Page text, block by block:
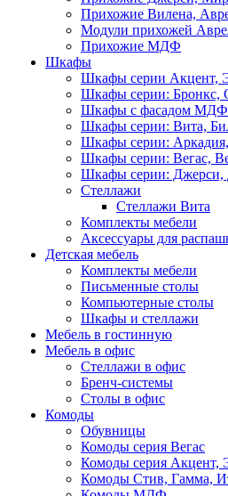
Прихожие Вилена,
Модули прихожей
Прихожие МДФ
Шкафы
Шкафы серии Акцент,
Шкафы серии: Бронкс,
Шкафы с фасадом МДФ
Шкафы серии: Вита,
Шкафы серии:
Шкафы серии: Вегас,
Шкафы серии:
Стеллажи
Стеллажи Вита
Комплекты мебели
Аксессуары для
Детская мебель
Комплекты мебели
Письменные столы
Компьютерные столы
Шкафы и стеллажи
Мебель в гостинную
Мебель в офис
Стеллажи в офис
Бренч-системы
Столы в офис
Комоды
Обувницы
Комоды серия Вегас
Комоды серия Акцент,
Комоды Стив, Гамма,